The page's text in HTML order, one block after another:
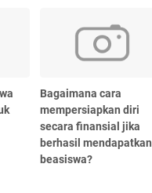
Bagaimana cara
mempersiapkan diri
secara finansial jika
berhasil mendapatkan
beasiswa?